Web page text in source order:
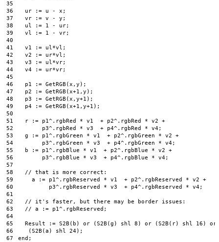
35
36
37
38
39
40
41
42
43
44
45
46
47
48
49
50
51
52
53
54
55
56
57
58
59
60
61
62
63
64
65
66
67
ur : = u - x ;
vr
: = v - y ;
ul
: = 1 - ur;
vl
: = 1 - vr;
v1 : = ul*vl ;
v2
: = ur*vl ;
v3
: = ul*vr;
v4
: = ur*vr;
p1 : = GetRGB (x , y ) ;
p2
: = GetRGB (x+1 , y ) ;
p3
: = GetRGB (x , y+1 ) ;
p4
: = GetRGB (x+1 , y+1 ) ;
r : = p1^ . rgbRed * v1 + p2^ . rgbRed * v2
+
p3^ . rgbRed * v3 + p4^ . rgbRed * v4;
g
: = p1^ . rgbGreen * v1 + p2^ . rgbGreen * v2
+
p3^ . rgbGreen * v3 + p4^ . rgbGreen * v4;
b
: = p1^ . rgbBlue * v1 + p2^ . rgbBlue * v2
+
p3^ . rgbBlue * v3 + p4^ . rgbBlue * v4;
// that is more correct:
a
: = p1^ . rgbReserved * v1 + p2^ . rgbReserved * v2
+
p3^ . rgbReserved * v3 + p4^ . rgbReserved * v4;
// it's faster, but there may be border issues:
// a := p1^.rgbReserved;
Result : = S2B ( b ) or (S2B (g ) shl 8 ) or (S2B ( r) shl 16 )
or
(S2B (a ) shl 24) ;
end ;